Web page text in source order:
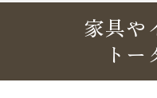
家具や
ト